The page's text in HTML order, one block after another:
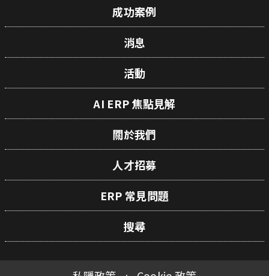
成功案例
消息
活動
AI ERP 焦點見解
關於我們
人才招募
ERP 常見問題
搜尋